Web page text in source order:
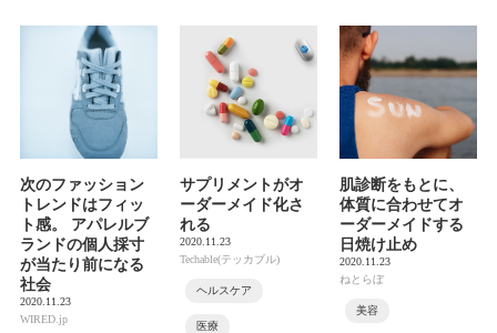
次のファッション
トレンドはフィッ
ト感。 アパレルブ
ランドの個人採寸
が当たり前になる
社会
2020.11.23
WIRED.jp
サプリメントがオ
ーダーメイド化さ
れる
2020.11.23
Techable(テッカブル)
ヘルスケア
医療
肌診断をもとに、
体質に合わせてオ
ーダーメイドする
日焼け止め
2020.11.23
ねとらぼ
美容